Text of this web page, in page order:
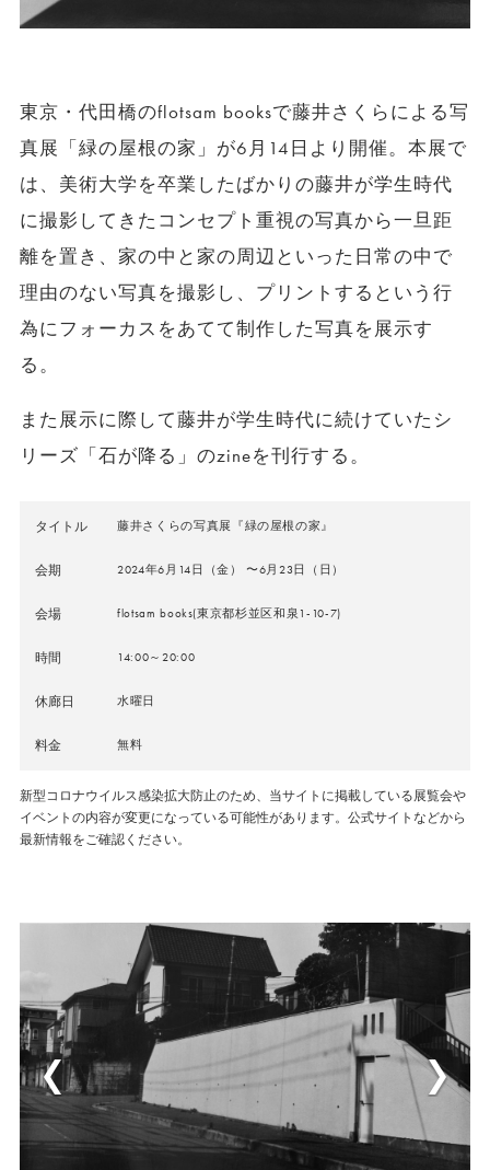
東京・代田橋のflotsam booksで藤井さくらによる写
真展「緑の屋根の家」が6月14日より開催。本展で
は、美術大学を卒業したばかりの藤井が学生時代
に撮影してきたコンセプト重視の写真から一旦距
離を置き、家の中と家の周辺といった日常の中で
理由のない写真を撮影し、プリントするという行
為にフォーカスをあてて制作した写真を展示す
る。
また展示に際して藤井が学生時代に続けていたシ
リーズ「石が降る」のzineを刊行する。
タイトル 藤井さくらの写真展『緑の屋根の家』
会期 2024年6月14日（金） 〜6月23日（日）
会場 flotsam books(東京都杉並区和泉1-10-7)
時間 14:00～20:00
休廊日 水曜日
料金 無料
新型コロナウイルス感染拡大防止のため、当サイトに掲載している展覧会や
イベントの内容が変更になっている可能性があります。公式サイトなどから
最新情報をご確認ください。